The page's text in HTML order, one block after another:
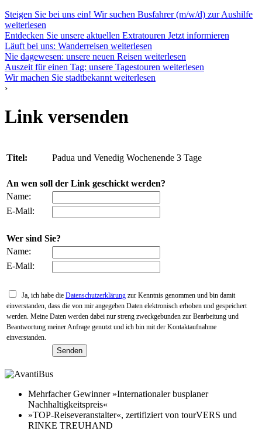
Steigen Sie bei uns ein! Wir suchen Busfahrer (m/w/d) zur Aushilfe
weiterlesen
Entdecken Sie unsere aktuellen Extratouren Jetzt informieren
Läuft bei uns: Wanderreisen weiterlesen
Nie dagewesen: unsere neuen Reisen weiterlesen
Auszeit für einen Tag: unsere Tagestouren weiterlesen
Wir machen Sie stadtbekannt weiterlesen
›
Link versenden
Titel: Padua und Venedig Wochenende 3 Tage
An wen soll der Link geschickt werden?
Name:
E-Mail:
Wer sind Sie?
Name:
E-Mail:
Ja, ich habe die Datenschutzerklärung zur Kenntnis genommen und bin damit
einverstanden, dass die von mir angegeben Daten elektronisch erhoben und gespeichert
werden. Meine Daten werden dabei nur streng zweckgebunden zur Bearbeitung und
Beantwortung meiner Anfrage genutzt und ich bin mit der Kontaktaufnahme
einverstanden.
Mehrfacher Gewinner »Internationaler busplaner
Nachhaltigkeitspreis«
»TOP-Reiseveranstalter«, zertifiziert von tourVERS und
RINKE TREUHAND